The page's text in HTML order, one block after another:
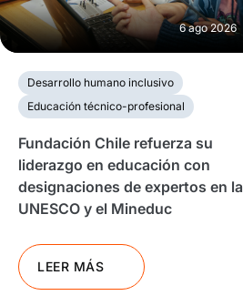
6 ago 2026
Desarrollo humano inclusivo
Educación técnico-profesional
Fundación Chile refuerza su
liderazgo en educación con
designaciones de expertos en la
UNESCO y el Mineduc
LEER MÁS